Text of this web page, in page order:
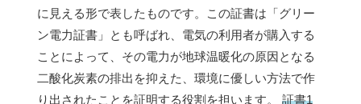
に見える形で表したものです。この証書は「グリー
ン電力証書」とも呼ばれ、電気の利用者が購入する
ことによって、その電力が地球温暖化の原因となる
二酸化炭素の排出を抑えた、環境に優しい方法で作
り出されたことを証明する役割を担います。 証書1